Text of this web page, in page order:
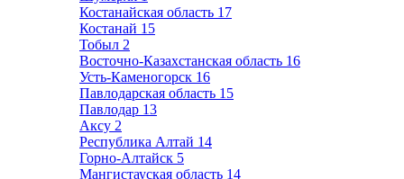
Костанайская область 17
Костанай 15
Тобыл 2
Восточно-Казахстанская область 16
Усть-Каменогорск 16
Павлодарская область 15
Павлодар 13
Аксу 2
Республика Алтай 14
Горно-Алтайск 5
Мангистауская область 14